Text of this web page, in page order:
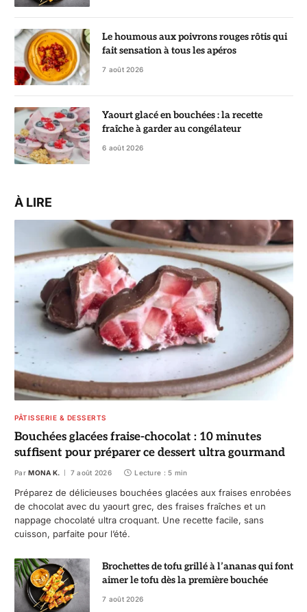
Le houmous aux poivrons rouges rôtis qui
fait sensation à tous les apéros
7 août 2026
Yaourt glacé en bouchées : la recette
fraîche à garder au congélateur
6 août 2026
À LIRE
PÂTISSERIE & DESSERTS
Bouchées glacées fraise-chocolat : 10 minutes
suffisent pour préparer ce dessert ultra gourmand
Par MONA K. 7 août 2026 Lecture : 5 min
Préparez de délicieuses bouchées glacées aux fraises enrobées
de chocolat avec du yaourt grec, des fraises fraîches et un
nappage chocolaté ultra croquant. Une recette facile, sans
cuisson, parfaite pour l’été.
Brochettes de tofu grillé à l’ananas qui font
aimer le tofu dès la première bouchée
7 août 2026